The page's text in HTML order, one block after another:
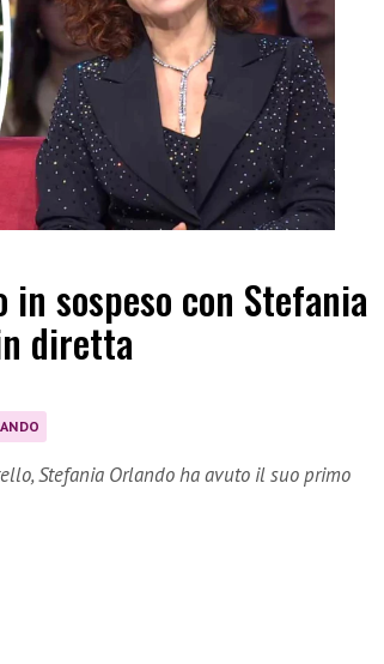
sospeso con Stefania
diretta
Stefania Orlando ha avuto il suo primo